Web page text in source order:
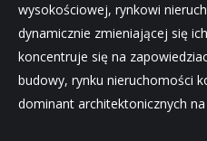
wysokościowej, rynkowi
dynamicznie zmieniającej się
koncentruje się na
budowy, rynku nieruchomości
dominant architektonicznych